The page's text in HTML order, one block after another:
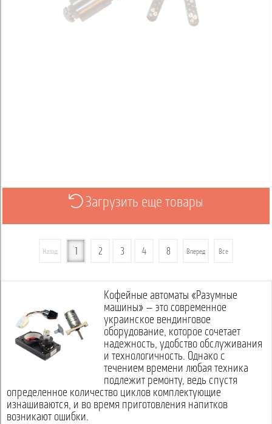
Загрузить еще товары
Назад 2 3 4 8 Вперед Все
Кофейные автоматы «Разумные
машины» — это современное
украинское вендинговое
оборудование, которое сочетает
надежность, удобство обслуживания
и технологичность. Однако с
течением времени любая техника
подлежит ремонту, ведь спустя
определенное количество циклов комплектующие
изнашиваются, и во время приготовления напитков
возникают ошибки.